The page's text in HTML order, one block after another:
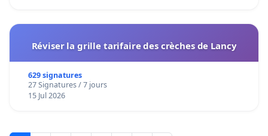
Réviser la grille tarifaire des crèches de Lancy
629 signatures
27 Signatures / 7 jours
15 Jul 2026